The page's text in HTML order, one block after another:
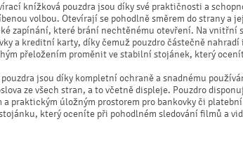
knížková pouzdra jsou díky své praktičnosti a
volbou. Otevírají se pohodlně směrem do strany a
zapínání, které brání nechtěnému otevření. Na vnitřní
a kreditní karty, díky čemuž pouzdro částečně
přeložením proměnit ve stabilní stojánek, který
jsou díky kompletní ochraně a snadnému
ze všech stran, a to včetně displeje. Pouzdro
a praktickým úložným prostorem pro bankovky či
který oceníte při pohodlném sledování filmů a